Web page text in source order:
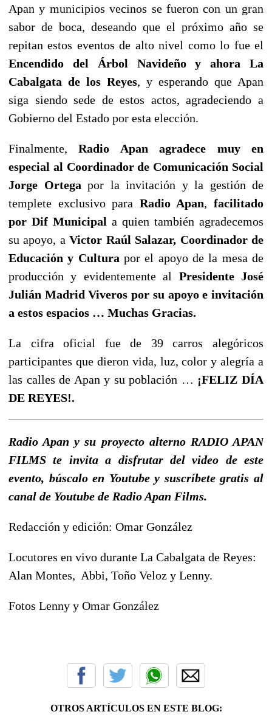
Apan y municipios vecinos se fueron con un gran
sabor de boca, deseando que el próximo año se
repitan estos eventos de alto nivel como lo fue el
Encendido del Árbol Navideño y ahora La
Cabalgata de los Reyes, y esperando que Apan
siga siendo sede de estos actos, agradeciendo a
Gobierno del Estado por esta elección.
Finalmente,Radio Apan agradece muy en
especial al Coordinador de Comunicación Social
Jorge Ortega por la invitación y la gestión de
templete exclusivo para Radio Apan,facilitado
por Dif Municipal a quien también agradecemos
su apoyo, aVictor Raúl Salazar, Coordinador de
Educación y Cultura por el apoyo de la mesa de
producción y evidentemente al Presidente José
Julián Madrid Viveros por su apoyo e invitación
a estos espacios … Muchas Gracias.
La cifra oficial fue de 39 carros alegóricos
participantes que dieron vida, luz, color y alegría a
las calles de Apan y su población … ¡FELIZ DÍA
DE REYES!.
Radio Apan y su proyecto alterno RADIO APAN
FILMS te invita a disfrutar del video de este
evento, búscalo en Youtube y suscríbete gratis al
canal de Youtube de Radio Apan Films.
Redacción y edición: Omar González
Locutores en vivo durante La Cabalgata de Reyes:
Alan Montes, Abbi, Toño Veloz y Lenny.
Fotos Lenny y Omar González
OTROS ARTÍCULOS EN ESTE BLOG: